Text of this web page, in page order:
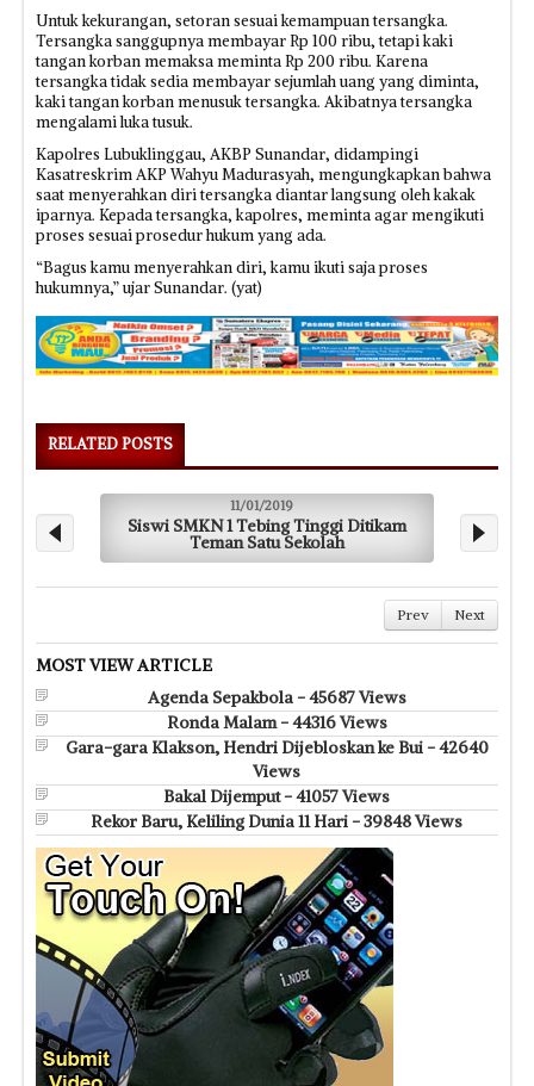
Untuk kekurangan, setoran sesuai kemampuan tersangka.
Tersangka sanggupnya membayar Rp 100 ribu, tetapi kaki
tangan korban memaksa meminta Rp 200 ribu. Karena
tersangka tidak sedia membayar sejumlah uang yang diminta,
kaki tangan korban menusuk tersangka. Akibatnya tersangka
mengalami luka tusuk.
Kapolres Lubuklinggau, AKBP Sunandar, didampingi
Kasatreskrim AKP Wahyu Madurasyah, mengungkapkan bahwa
saat menyerahkan diri tersangka diantar langsung oleh kakak
iparnya. Kepada tersangka, kapolres, meminta agar mengikuti
proses sesuai prosedur hukum yang ada.
“Bagus kamu menyerahkan diri, kamu ikuti saja proses
hukumnya,” ujar Sunandar. (yat)
RELATED POSTS
11/01/2019
Siswi SMKN 1 Tebing Tinggi Ditikam
Teman Satu Sekolah
Satu
Prev Next
MOST VIEW ARTICLE
Agenda Sepakbola - 45687 Views
Ronda Malam - 44316 Views
Gara-gara Klakson, Hendri Dijebloskan ke Bui - 42640
Views
Bakal Dijemput - 41057 Views
Rekor Baru, Keliling Dunia 11 Hari - 39848 Views